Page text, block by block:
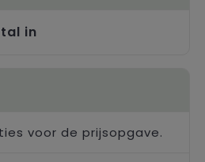
in
voor de prijsopgave.